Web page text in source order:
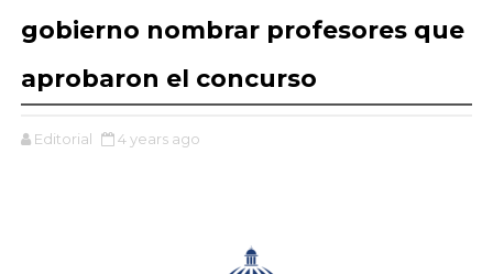
gobierno nombrar profesores que
aprobaron el concurso
Editorial 4 years ago